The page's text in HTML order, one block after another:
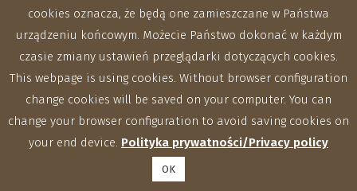
25(1)DOI:
DOI:10.12911/22998993/174427
Jednoróg Sławomir, Klis
Bartłomiej,Szewczak Kamil,
2024 , Integrated absolute full
energy peak efficiency: A
measure of photon
registration efficiency
cookies oznacza, że będą one zamieszczane w Państwa
urządzeniu końcowym. Możecie Państwo dokonać w każdym
czasie zmiany ustawień przeglądarki dotyczących cookies.
This webpage is using cookies. Without browser configuration
change cookies will be saved on your computer. You can
change your browser configuration to avoid saving cookies on
your end device. Polityka prywatności/Privacy policy
OK